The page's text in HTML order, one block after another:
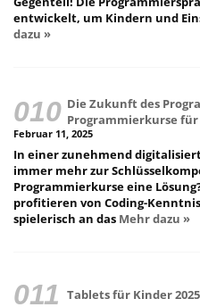
entwickelt, um Kindern und
dazu »
Die Zukunft des
Programmierkurse
Februar 11, 2025
In einer zunehmend
immer mehr zur
Programmierkurse eine
profitieren von Coding-
spielerisch an das Mehr dazu »
Tablets für Kinder 2025